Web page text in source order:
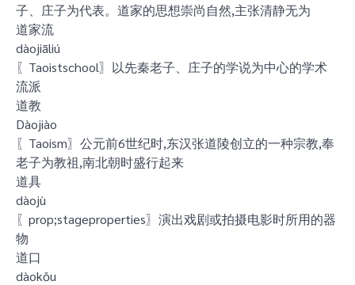
子、庄子为代表。道家的思想崇尚自然,主张清静无为
道家流
dàojiāliú
〖Taoistschool〗以先秦老子、庄子的学说为中心的学术
流派
道教
Dàojiào
〖Taoism〗公元前6世纪时,东汉张道陵创立的一种宗教,奉
老子为教祖,南北朝时盛行起来
道具
dàojù
〖prop;stageproperties〗演出戏剧或拍摄电影时所用的器
物
道口
dàokǒu